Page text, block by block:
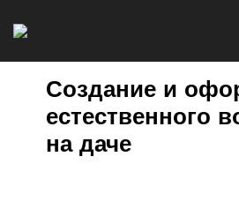
Создание и
естественного
на даче